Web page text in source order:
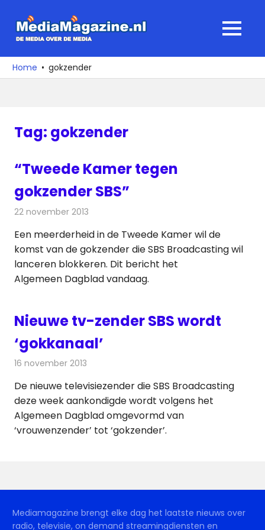
naar
media
over
MENU
Home gokzender
Tag: gokzender
“Tweede Kamer tegen
gokzender SBS”
22 november 2013
Een meerderheid in de Tweede Kamer wil de
komst van de gokzender die SBS Broadcasting wil
lanceren blokkeren. Dit bericht het
Algemeen Dagblad vandaag.
Nieuwe tv-zender SBS wordt
‘gokkanaal’
16 november 2013
De nieuwe televisiezender die SBS Broadcasting
deze week aankondigde wordt volgens het
Algemeen Dagblad omgevormd van
‘vrouwenzender’ tot ‘gokzender’.
Mediamagazine brengt elke dag het laatste nieuws over
radio, televisie, on demand streamingdiensten en